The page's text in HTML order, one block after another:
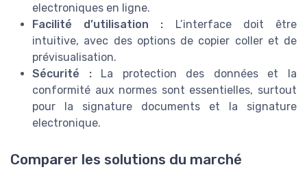
electroniques en ligne.
Facilité d’utilisation : L’interface doit être
intuitive, avec des options de copier coller et de
prévisualisation.
Sécurité :La protection des données et la
conformité aux normes sont essentielles, surtout
pour la signature documents et la signature
electronique.
Comparer les solutions du marché